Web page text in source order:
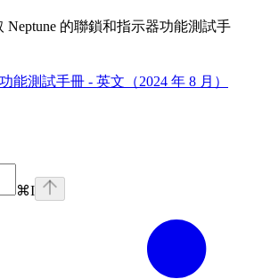
Neptune 的聯鎖和指示器功能測試手
能測試手冊 - 英文（2024 年 8 月）
⌘I